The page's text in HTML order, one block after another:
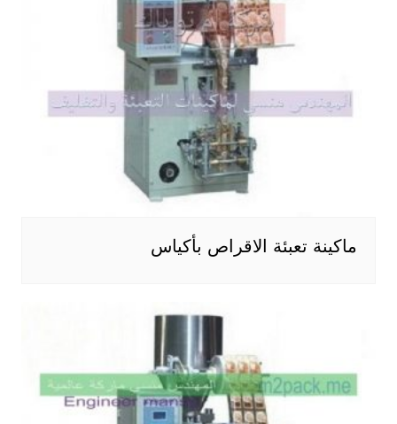
ماكينة تعبئة الاقراص بأكياس